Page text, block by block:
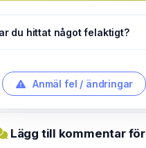
du hittat något felaktigt?
Anmäl fel / ändringar
Lägg till kommentar för